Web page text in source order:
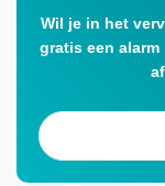
Wil je in het
gratis een